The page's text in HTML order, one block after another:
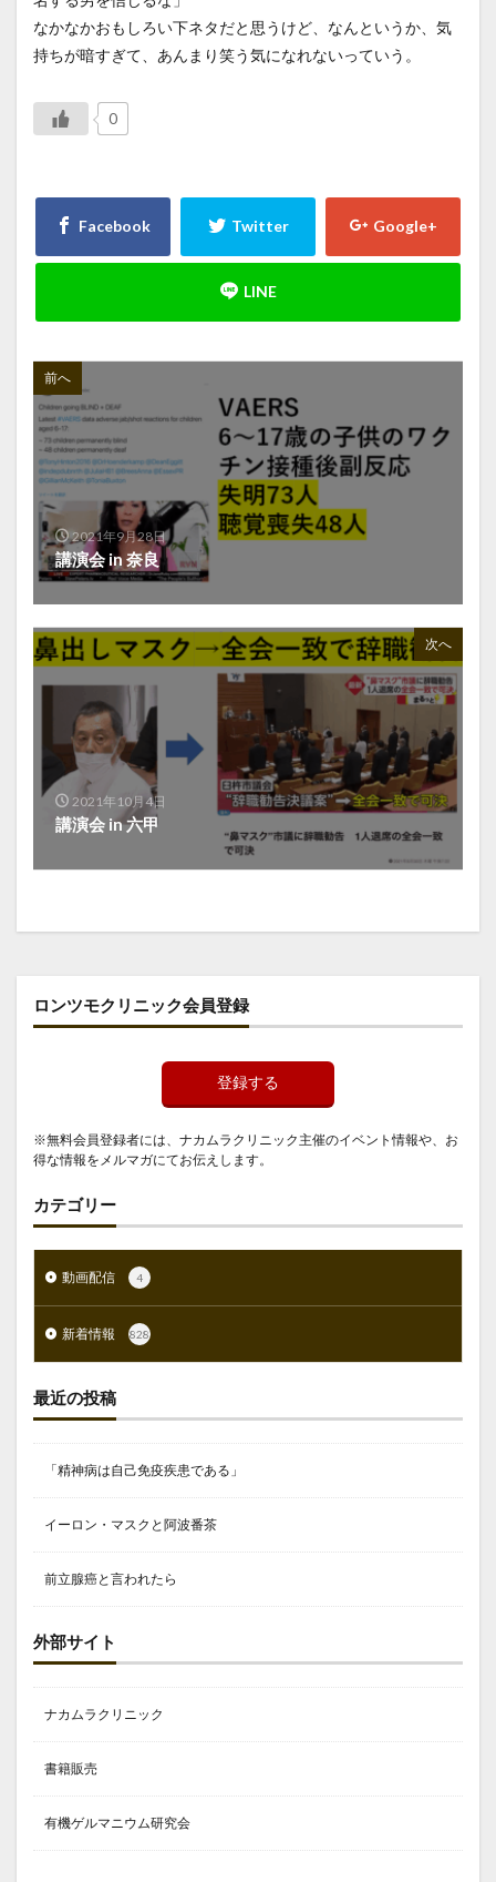
なかなかおもしろい下ネタだと思うけど、なんというか、気
持ちが暗すぎて、あんまり笑う気になれないっていう。
0
前へ
2021年9月28日
講演会 in 奈良
次へ
2021年10月4日
講演会 in 六甲
ロンツモクリニック会員登録
登録する
※無料会員登録者には、ナカムラクリニック主催のイベント情報や、お
得な情報をメルマガにてお伝えします。
カテゴリー
動画配信 4
新着情報 828
最近の投稿
「精神病は自己免疫疾患である」
イーロン・マスクと阿波番茶
前立腺癌と言われたら
外部サイト
ナカムラクリニック
書籍販売
有機ゲルマニウム研究会